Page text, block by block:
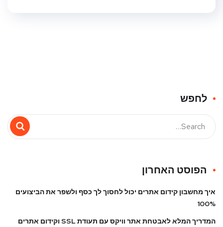
לחפש
הפוסט האחרון
איך מחשבון קידום אתרים יכול לחסוך לך כסף ולשפר את הביצועים
100%
המדריך המלא לאבטחת אתר וויקס עם תעודת SSL וקידום אתרים